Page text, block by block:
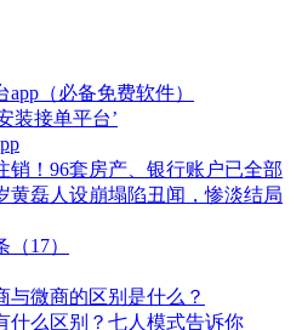
（必备免费软件）
装接单平台’
销！96套房产、银行账户已全部
黄磊人设崩塌陷丑闻，惨淡结局
17）
与微商的区别是什么？
什么区别？七人模式告诉你